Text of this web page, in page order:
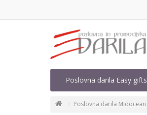
Poslovna darila Easy gifts
Poslovna darila Midocean